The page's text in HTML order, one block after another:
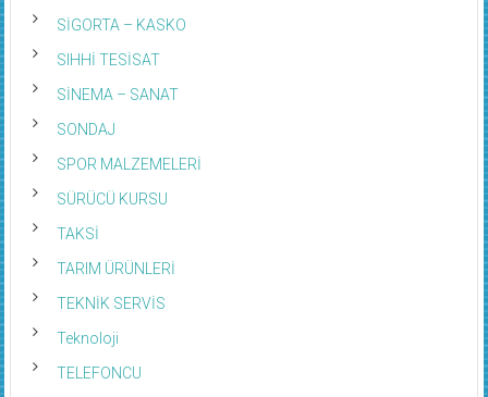
SİGORTA – KASKO
SIHHİ TESİSAT
SİNEMA – SANAT
SONDAJ
SPOR MALZEMELERİ
SÜRÜCÜ KURSU
TAKSİ
TARIM ÜRÜNLERİ
TEKNİK SERVİS
Teknoloji
TELEFONCU